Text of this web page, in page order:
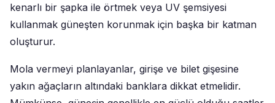
kenarlı bir şapka ile örtmek veya UV şemsiyesi
kullanmak güneşten korunmak için başka bir katman
oluşturur.
Mola vermeyi planlayanlar, girişe ve bilet gişesine
yakın ağaçların altındaki banklara dikkat etmelidir.